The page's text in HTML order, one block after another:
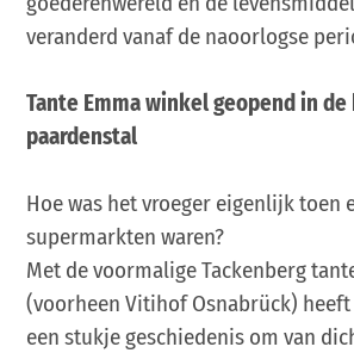
veranderd vanaf de naoorlogse
Tante Emma winkel geopend in
paardenstal
Hoe was het vroeger eigenlijk toen
supermarkten waren?
Met de voormalige Tackenberg
(voorheen Vitihof Osnabrück)
een stukje geschiedenis om van